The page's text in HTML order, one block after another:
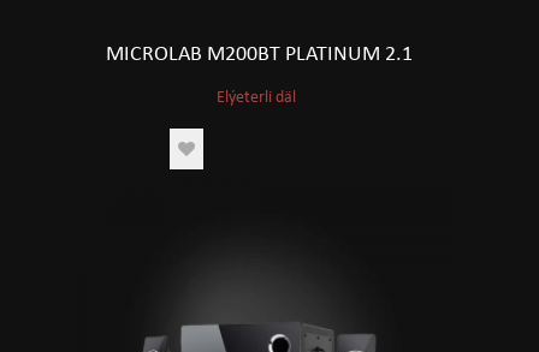
MICROLAB M200BT PLATINUM 2.1
Elýeterli däl